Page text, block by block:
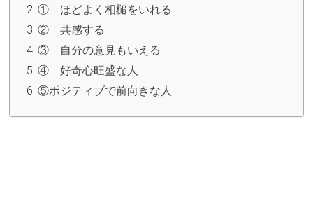
① ほどよく相槌をいれる
② 共感する
③ 自分の意見もいえる
④ 好奇心旺盛な人
⑤ポジティブで前向きな人